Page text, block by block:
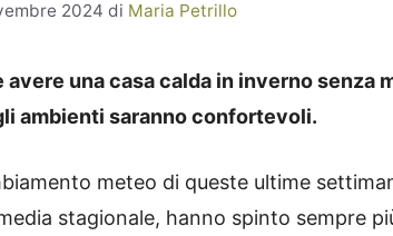
2024 di Maria Petrillo
avere una casa calda in inverno senza
ambienti saranno confortevoli.
meteo di queste ultime
stagionale, hanno spinto sempre